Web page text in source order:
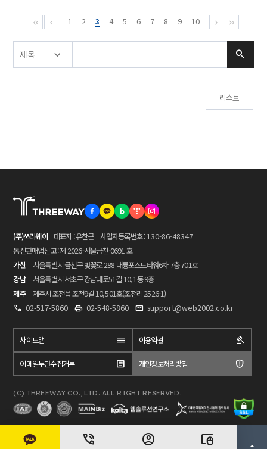
1 2 3 4 5 6 7 8 9 10
리스트
(주)쓰리웨이 대표자 : 유찬근 사업자등록번호 :130-86-48347
통신판매업신고 : 제 2026-서울금천-0691 호
가산
서울특별시 금천구 벚꽃로 298 대륭포스트타워6차 7층 701호
강남
서울특별시 서초구 강남대로51길 10, 1동 9층
제주
제주시 조천읍 조천9길 10, 501호(조천리 2526-1)
02-517-5860
02-548-5860 support@web2002.co.kr
사이트맵 이용약관
이메일무단수집거부 개인정보처리방침
(C) THREEWAY CO., LTD. ALL RIGHT RESERVED.